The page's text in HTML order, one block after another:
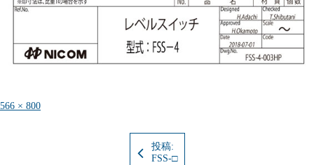
フ
566 × 800
投稿:
FSS-□